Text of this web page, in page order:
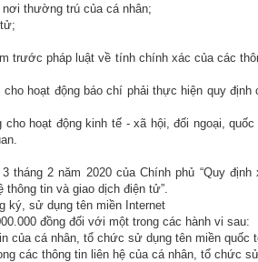
thường trú của cá nhân;
trước pháp luật về tính chính xác của các
hoạt động báo chí phải thực hiện quy
hoạt động kinh tế - xã hội, đối ngoại,
tháng 2 năm 2020 của Chính phủ “Quy
thông tin và giao dịch điện tử”.
ký, sử dụng tên miền Internet
đồng đối với một trong các hành vi sau:
của cá nhân, tổ chức sử dụng tên miền quốc
các thông tin liên hệ của cá nhân, tổ chức